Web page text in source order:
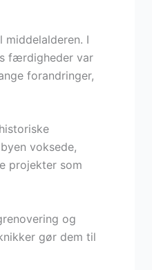
I
færdigheder var
forandringer,
voksede,
projekter som
og
gør dem til